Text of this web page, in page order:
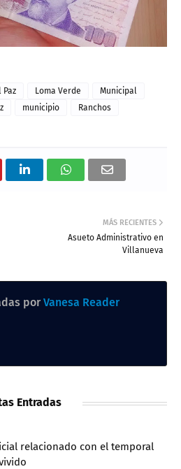
Paz Loma Verde
Municipal
municipio
Ranchos
MÁS RECIENTES
Asueto Administrativo en
Villanueva
por Vanesa Reader
Entradas
relacionado con el temporal